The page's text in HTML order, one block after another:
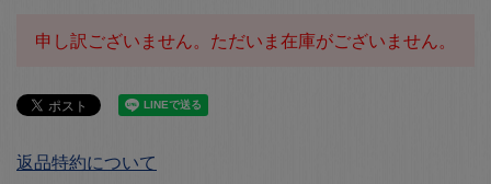
申し訳ございません。ただいま在庫がございません。
返品特約について